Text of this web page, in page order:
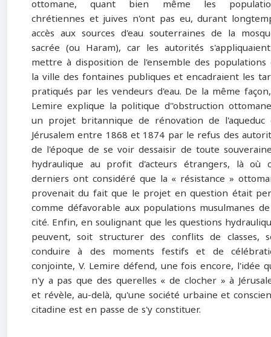
ottomane, quant bien même les
chrétiennes et juives n'ont pas eu, durant
accès aux sources d'eau souterraines de la
sacrée (ou Haram), car les autorités
mettre à disposition de l'ensemble des populations
la ville des fontaines publiques et encadraient les
pratiqués par les vendeurs d'eau. De la même
Lemire explique la politique d''obstruction
un projet britannique de rénovation de l'aqueduc
Jérusalem entre 1868 et 1874 par le refus des
de l'époque de se voir dessaisir de toute
hydraulique au profit d'acteurs étrangers, là où
derniers ont considéré que la « résistance »
provenait du fait que le projet en question était
comme défavorable aux populations musulmanes
cité. Enfin, en soulignant que les questions
peuvent, soit structurer des conflits de classes,
conduire à des moments festifs et de
conjointe, V. Lemire défend, une fois encore, l'idée
n'y a pas que des querelles « de clocher » à
et révèle, au-delà, qu'une société urbaine et
citadine est en passe de s'y constituer.